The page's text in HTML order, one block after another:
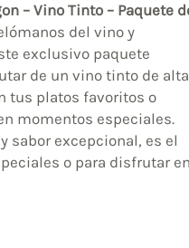
– Vino Tinto – Paquete
del vino y
exclusivo paquete
de un vino tinto de alta
tus platos favoritos o
momentos especiales.
sabor excepcional, es el
o para disfrutar